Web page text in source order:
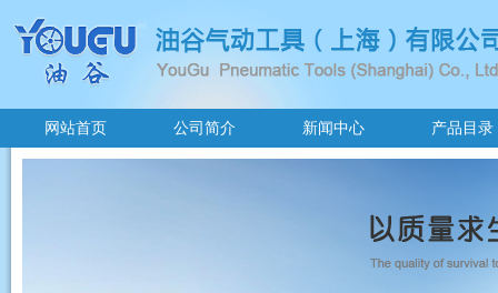
网站首页 公司简介 新闻中心 产品目录